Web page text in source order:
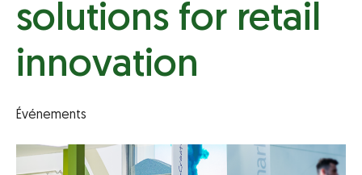
solutions for retail
innovation
Événements